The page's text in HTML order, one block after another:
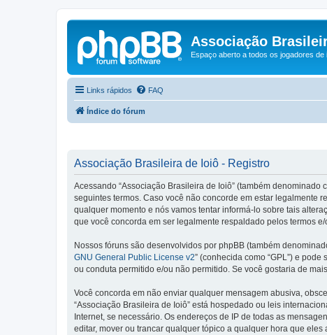
Associação
Espaço aberto a todos os jogadores de
Links rápidos FAQ
Índice do fórum
Associação Brasileira de Ioiô - Registro
Acessando “Associação Brasileira de Ioiô” (também denominado
seguintes termos. Caso você não concorde em estar legalmente
qualquer momento e nós vamos tentar informá-lo sobre tais
que você concorda em ser legalmente respaldado pelos termos
Nossos fóruns são desenvolvidos por phpBB (também
GNU General Public License v2” (conhecida como “GPL”) e pode
ou conduta permitido e/ou não permitido. Se você gostaria de
Você concorda em não enviar qualquer mensagem abusiva,
“Associação Brasileira de Ioiô” está hospedado ou leis
Internet, se necessário. Os endereços de IP de todas as
editar, mover ou trancar qualquer tópico a qualquer hora que